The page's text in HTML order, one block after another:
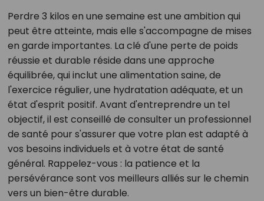
Perdre 3 kilos en une semaine est une ambition qui
peut être atteinte, mais elle s'accompagne de mises
en garde importantes. La clé d'une perte de poids
réussie et durable réside dans une approche
équilibrée, qui inclut une alimentation saine, de
l'exercice régulier, une hydratation adéquate, et un
état d'esprit positif. Avant d'entreprendre un tel
objectif, il est conseillé de consulter un professionnel
de santé pour s'assurer que votre plan est adapté à
vos besoins individuels et à votre état de santé
général. Rappelez-vous : la patience et la
persévérance sont vos meilleurs alliés sur le chemin
vers un bien-être durable.